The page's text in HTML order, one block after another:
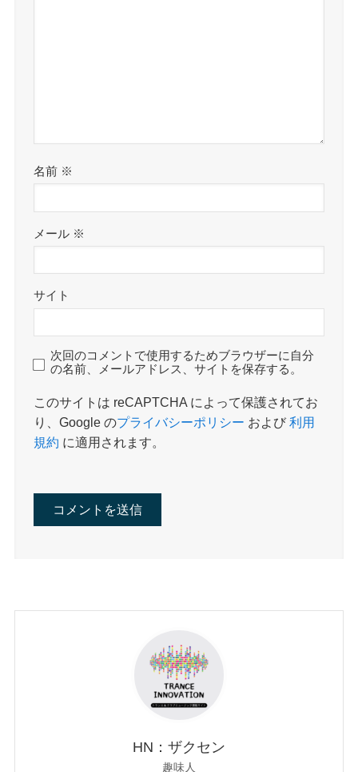
名前 ※
メール ※
サイト
次回のコメントで使用するためブラウザーに自分
の名前、メールアドレス、サイトを保存する。
このサイトは reCAPTCHA によって保護されてお
り、Google のプライバシーポリシー および利用
規約 に適用されます。
HN：ザクセン
趣味人